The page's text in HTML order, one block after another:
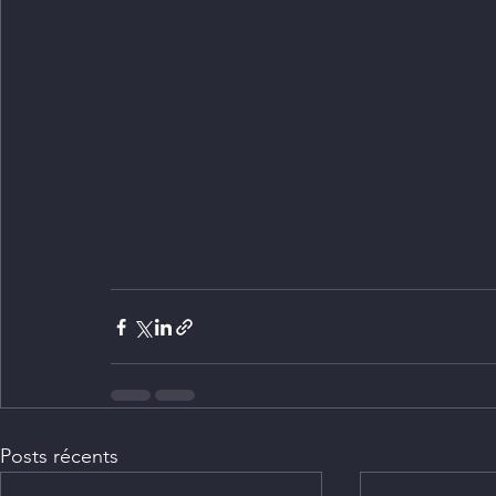
Posts récents